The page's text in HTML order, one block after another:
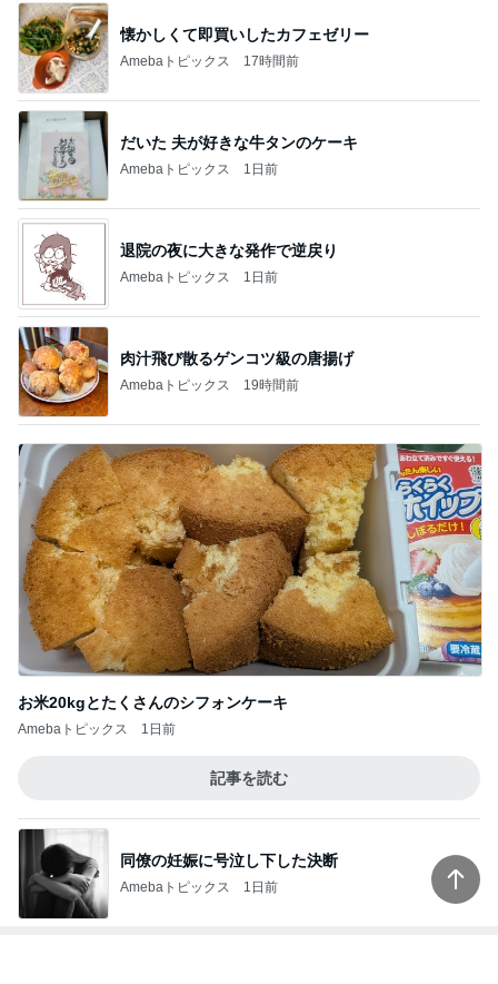
懐かしくて即買いしたカフェゼリー
Amebaトピックス 17時間前
だいた 夫が好きな牛タンのケーキ
Amebaトピックス 1日前
退院の夜に大きな発作で逆戻り
Amebaトピックス 1日前
肉汁飛び散るゲンコツ級の唐揚げ
Amebaトピックス 19時間前
お米20kgとたくさんのシフォンケーキ
Amebaトピックス 1日前
記事を読む
同僚の妊娠に号泣し下した決断
Amebaトピックス 1日前